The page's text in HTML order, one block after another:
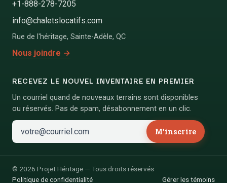
+1-888-278-7205
info@chaletslocatifs.com
Rue de l'héritage, Sainte-Adèle, QC
Nous joindre →
RECEVEZ LE NOUVEL INVENTAIRE EN PREMIER
Un courriel quand de nouveaux terrains sont disponibles
ou réservés. Pas de spam, désabonnement en un clic.
M'inscrire
© 2026 Projet Héritage — Tous droits réservés
Politique de confidentialité
Gérer les témoins